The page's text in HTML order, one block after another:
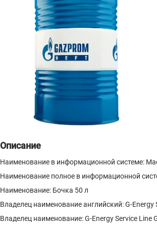
Описание
Наименование в информационной системе:
Наименование полное в информационной
Наименование: Бочка 50 л
Владелец наименование английский: G-Energy
Владелец наименование: G-Energy Service Line